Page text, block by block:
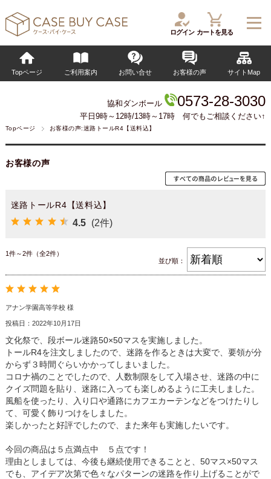
ログイン カートを見る
Topページ ご利用案内 お問い合せ お客様の声 サイトMap
協和ダンボール 0573-28-3030
平日9時～12時/13時～17時 何でもご相談ください↑
Topページ お客様の声:迷路トールR4【送料込】
お客様の声
迷路トールR4【送料込】
4.5 (2件)
1件～2件（全2件）
並び順：
アナン学園高等学校 様
投稿日：2022年10月17日
文化祭で、段ボール迷路50×50マスを実施しました。
トールR4を注文しましたので、迷路を作るときは大変で、要領が分
からず３時間ぐらいかかってしまいました。
コロナ禍のことでしたので、人数制限をして入場させ、迷路の中に
クイズ問題を貼り、迷路に入っても楽しめるように工夫しました。
風船を使ったり、入り口や通路にカフエカーテンなどをつけたりし
て、可愛く飾りつけをしました。
楽しかったと好評でしたので、また来年も実施したいです。
今回の商品は５点満点中 ５点です！
理由としましては、今後も継続使用できることと、50マス×50マス
でも、アイデア次第で色々なパターンの迷路を作り上げることがで